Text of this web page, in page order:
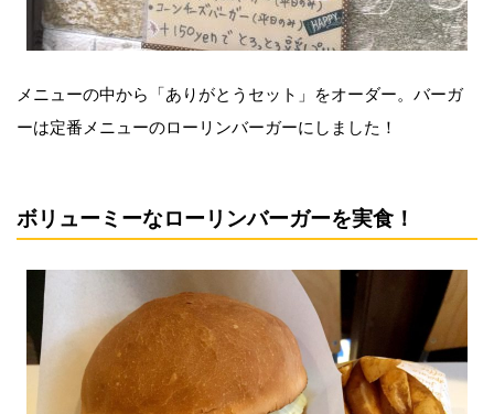
メニューの中から「ありがとうセット」をオーダー。バーガ
ーは定番メニューのローリンバーガーにしました！
ボリューミーなローリンバーガーを実食！